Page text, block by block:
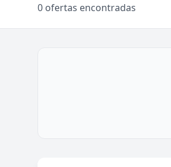
0 ofertas encontradas